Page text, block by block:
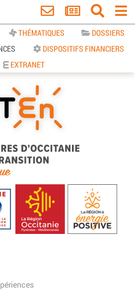
THÉMATIQUES
DOSSIERS
DISPOSITIFS FINANCIERS
EXTRANET
| Territoires
la Transition